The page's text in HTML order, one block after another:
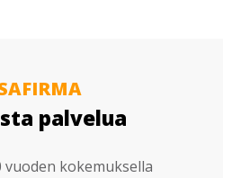
palvelua
vuoden kokemuksella